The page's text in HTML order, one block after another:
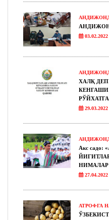
03.02.2022
ХАЛҚ
КЕНГАШИ
29.03.2022
Акс
НИМАЛАР
27.04.2022
АТРОФГА